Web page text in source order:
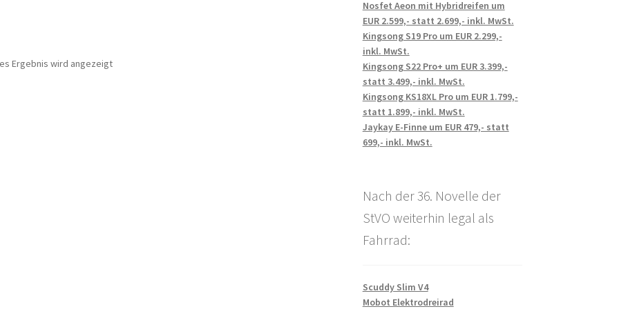
Ergebnis wird angezeigt
Nosfet Aeon mit Hybridreifen um
EUR 2.599,- statt 2.699,- inkl. MwSt.
Kingsong S19 Pro um EUR 2.299,-
inkl. MwSt.
Kingsong S22 Pro+ um EUR 3.399,-
statt 3.499,- inkl. MwSt.
Kingsong KS18XL Pro um EUR 1.799,-
statt 1.899,- inkl. MwSt.
Jaykay E-Finne um EUR 479,- statt
699,- inkl. MwSt.
Nach der 36. Novelle der
StVO weiterhin legal als
Fahrrad:
Scuddy Slim V4
Mobot Elektrodreirad